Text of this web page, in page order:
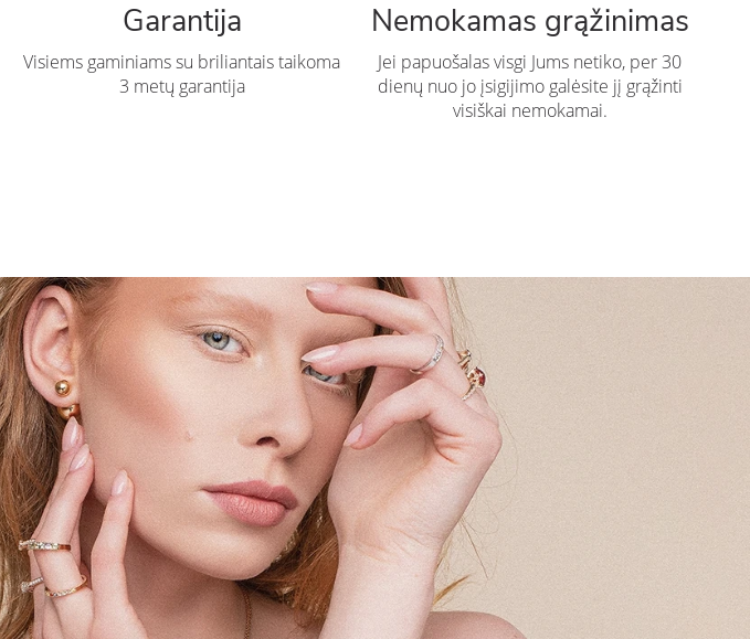
Garantija
Visiems gaminiams su briliantais taikoma
3 metų garantija
Nemokamas grąžinimas
Jei papuošalas visgi Jums netiko, per 30
dienų nuo jo įsigijimo galėsite jį grąžinti
visiškai nemokamai.